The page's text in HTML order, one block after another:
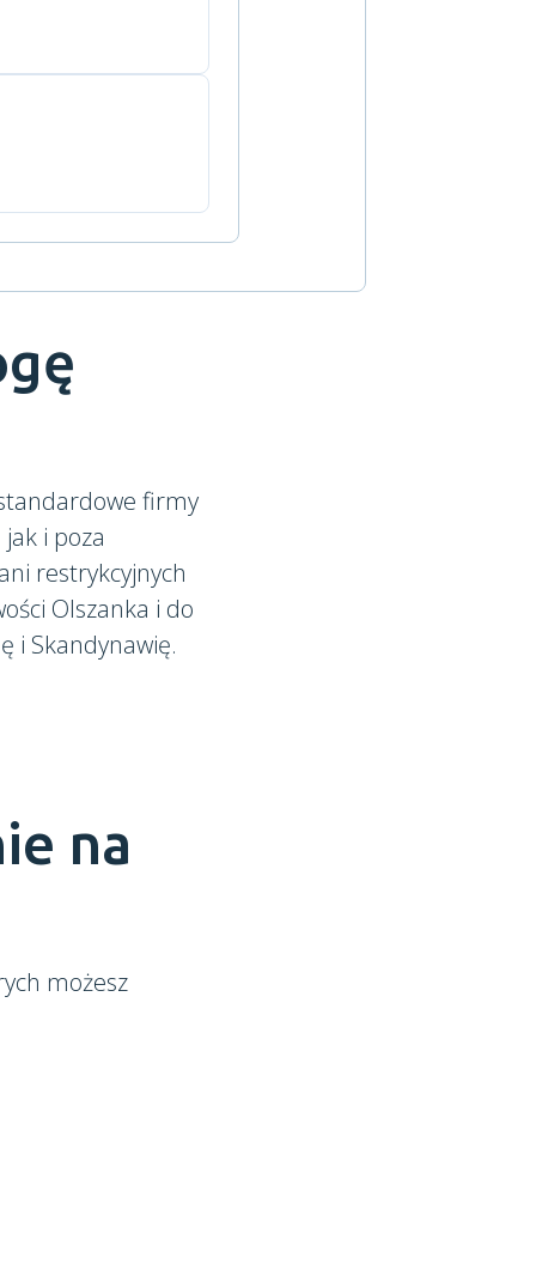
firmy
jak i poza
restrykcyjnych
Olszanka i do
i Skandynawię.
na
możesz